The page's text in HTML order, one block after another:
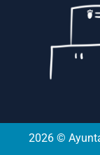
2026 ©